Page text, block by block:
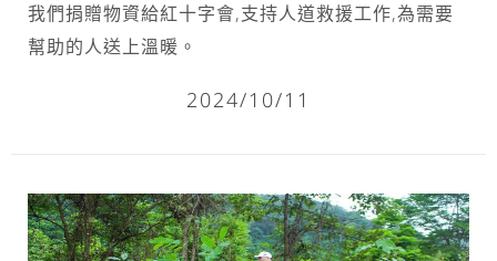
我們捐贈物資給紅十字會,支持人道救援工作,為需要
幫助的人送上溫暖。
2024/10/11